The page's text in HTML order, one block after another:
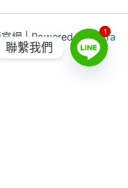
網 | Powered byAstra
聯繫我們
11